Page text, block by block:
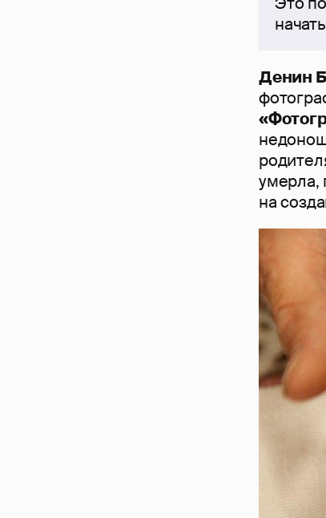
Денин
умерла,
на